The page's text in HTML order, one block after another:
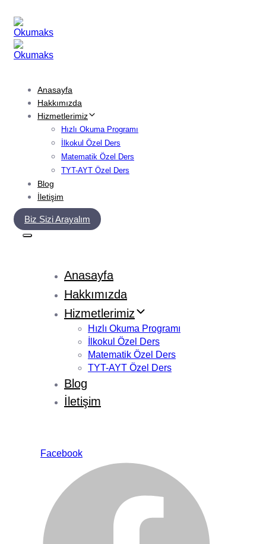
links
primary
navigation
Skip
content
Anasayfa
Hakkımızda
Hizmetlerimiz
Hızlı Okuma Programı
İlkokul Özel Ders
Matematik Özel Ders
TYT-AYT Özel Ders
Blog
İletişim
Biz Sizi Arayalım
Anasayfa
Hakkımızda
Hizmetlerimiz
Hızlı Okuma Programı
İlkokul Özel Ders
Matematik Özel Ders
TYT-AYT Özel Ders
Blog
İletişim
Facebook